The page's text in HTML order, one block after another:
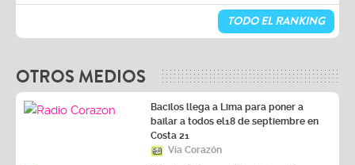
TODO EL RANKING
OTROS MEDIOS
Bacilos llega a Lima para poner a
bailar a todos el18 de septiembre en
Costa 21
Vía Corazón